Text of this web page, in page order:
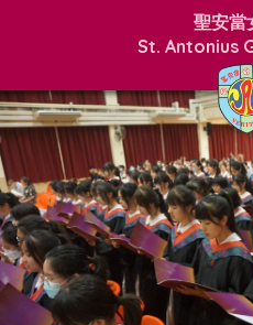
聖安當
St. Antonius